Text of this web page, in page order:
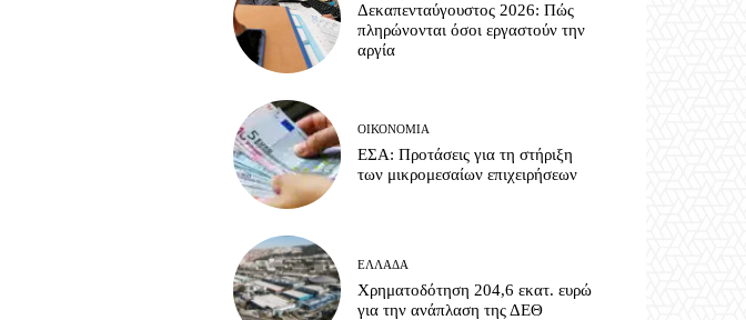
Δεκαπενταύγουστος 2026: Πώς
πληρώνονται όσοι εργαστούν την
αργία
ΟΙΚΟΝΟΜΊΑ
ΕΣΑ: Προτάσεις για τη στήριξη
των μικρομεσαίων επιχειρήσεων
ΕΛΛΆΔΑ
Χρηματοδότηση 204,6 εκατ. ευρώ
για την ανάπλαση της ΔΕΘ